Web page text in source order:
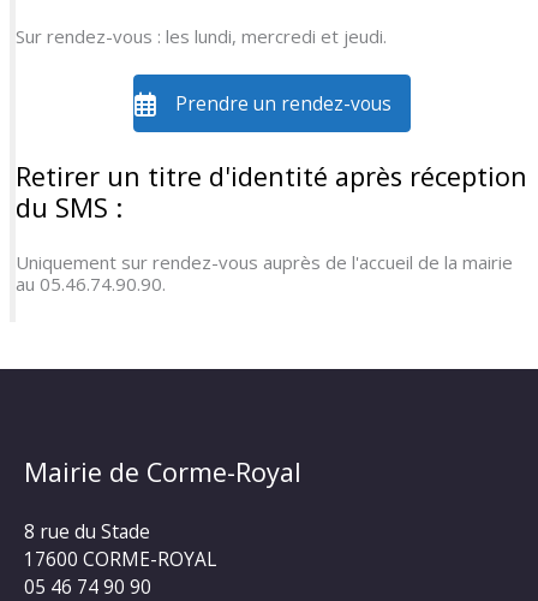
Sur rendez-vous : les lundi, mercredi et jeudi.
Prendre un rendez-vous
Retirer un titre d'identité après réception
du SMS :
Uniquement sur rendez-vous auprès de l'accueil de la mairie
au 05.46.74.90.90.
Mairie de Corme-Royal
8 rue du Stade
17600 CORME-ROYAL
05 46 74 90 90